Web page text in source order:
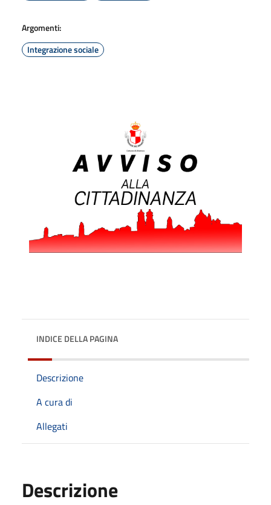
Argomenti:
Integrazione sociale
INDICE DELLA PAGINA
Descrizione
A cura di
Allegati
Descrizione